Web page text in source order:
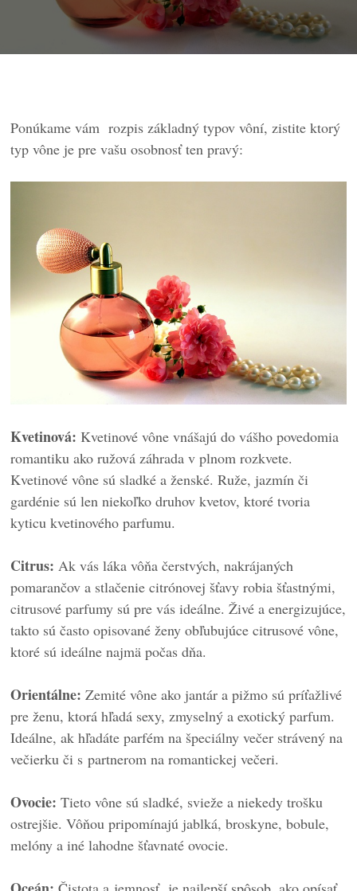
Ponúkame vám rozpis základný typov vôní, zistite ktorý
typ vône je pre vašu osobnosť ten pravý:
Kvetinová: Kvetinové vône vnášajú do vášho povedomia
romantiku ako ružová záhrada v plnom rozkvete.
Kvetinové vône sú sladké a ženské. Ruže, jazmín či
gardénie sú len niekoľko druhov kvetov, ktoré tvoria
kyticu kvetinového parfumu.
Citrus: Ak vás láka vôňa čerstvých, nakrájaných
pomarančov a stlačenie citrónovej šťavy robia šťastnými,
citrusové parfumy sú pre vás ideálne. Živé a energizujúce,
takto sú často opisované ženy obľubujúce citrusové vône,
ktoré sú ideálne najmä počas dňa.
Orientálne: Zemité vône ako jantár a pižmo sú príťažlivé
pre ženu, ktorá hľadá sexy, zmyselný a exotický parfum.
Ideálne, ak hľadáte parfém na špeciálny večer strávený na
večierku či s partnerom na romantickej večeri.
Ovocie: Tieto vône sú sladké, svieže a niekedy trošku
ostrejšie. Vôňou pripomínajú jablká, broskyne, bobule,
melóny a iné lahodne šťavnaté ovocie.